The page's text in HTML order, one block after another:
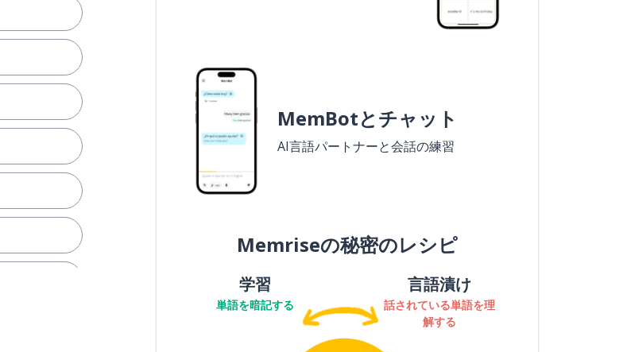
MemBotとチャット
AI言語パートナーと会話の練習
Memriseの秘密のレシピ
学習
単語を暗記する
言語漬け
話されている単語を理
解する